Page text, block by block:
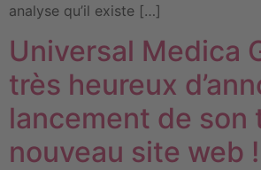
analyse qu’il existe […]
Universal Medica
très heureux
lancement de son
nouveau site web !